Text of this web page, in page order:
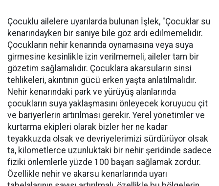
Çocuklu ailelere uyarılarda bulunan İşlek, "Çocuklar su
kenarındayken bir saniye bile göz ardı edilmemelidir.
Çocukların nehir kenarında oynamasına veya suya
girmesine kesinlikle izin verilmemeli, aileler tam bir
gözetim sağlamalıdır. Çocuklara akarsuların sinsi
tehlikeleri, akıntının gücü erken yaşta anlatılmalıdır.
Nehir kenarındaki park ve yürüyüş alanlarında
çocukların suya yaklaşmasını önleyecek koruyucu çit
ve bariyerlerin artırılması gerekir. Yerel yönetimler ve
kurtarma ekipleri olarak bizler her ne kadar
teyakkuzda olsak ve devriyelerimizi sürdürüyor olsak
ta, kilometlerce uzunluktaki bir nehir şeridinde sadece
fiziki önlemlerle yüzde 100 başarı sağlamak zordur.
Özellikle nehir ve akarsu kenarlarında uyarı